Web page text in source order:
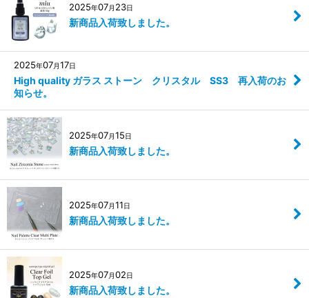
2025年07月 23日
新商品入荷致しました。
2025年07月17日
High quality ガラス ストーン クリスタル SS3 再入荷のお
知らせ。
2025年07月15日
新商品入荷致しました。
2025年07月11日
新商品入荷致しました。
2025年07月02日
新商品入荷致しました。